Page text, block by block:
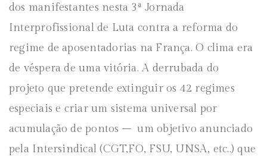
dos manifestantes nesta 3ª Jornada
Interprofissional de Luta contra a reforma do
regime de aposentadorias na França. O clima era
de véspera de uma vitória. A derrubada do
projeto que pretende extinguir os 42 regimes
especiais e criar um sistema universal por
acumulação de pontos – um objetivo anunciado
pela Intersindical (CGT,FO, FSU, UNSA, etc..) que